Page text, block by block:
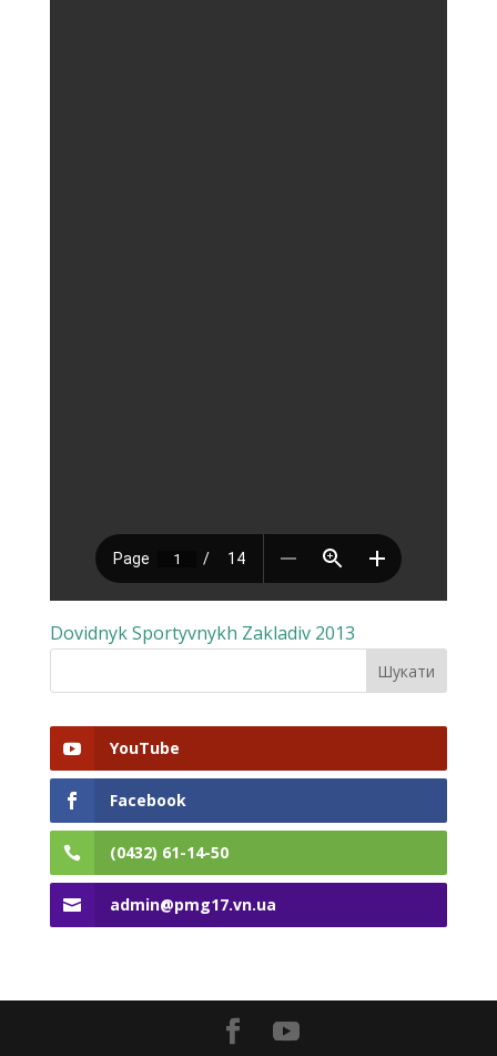
Dovidnyk Sportyvnykh Zakladiv 2013
YouTube
Facebook
(0432) 61-14-50
admin@pmg17.vn.ua